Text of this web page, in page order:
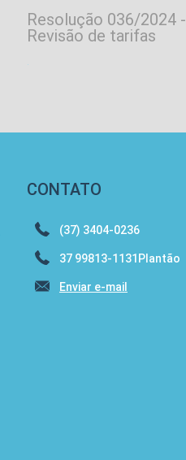
Resolução 036/2024 -
Revisão de tarifas
.
CONTATO
(37) 3404-0236
37 99813-1131Plantão
Enviar e-mail